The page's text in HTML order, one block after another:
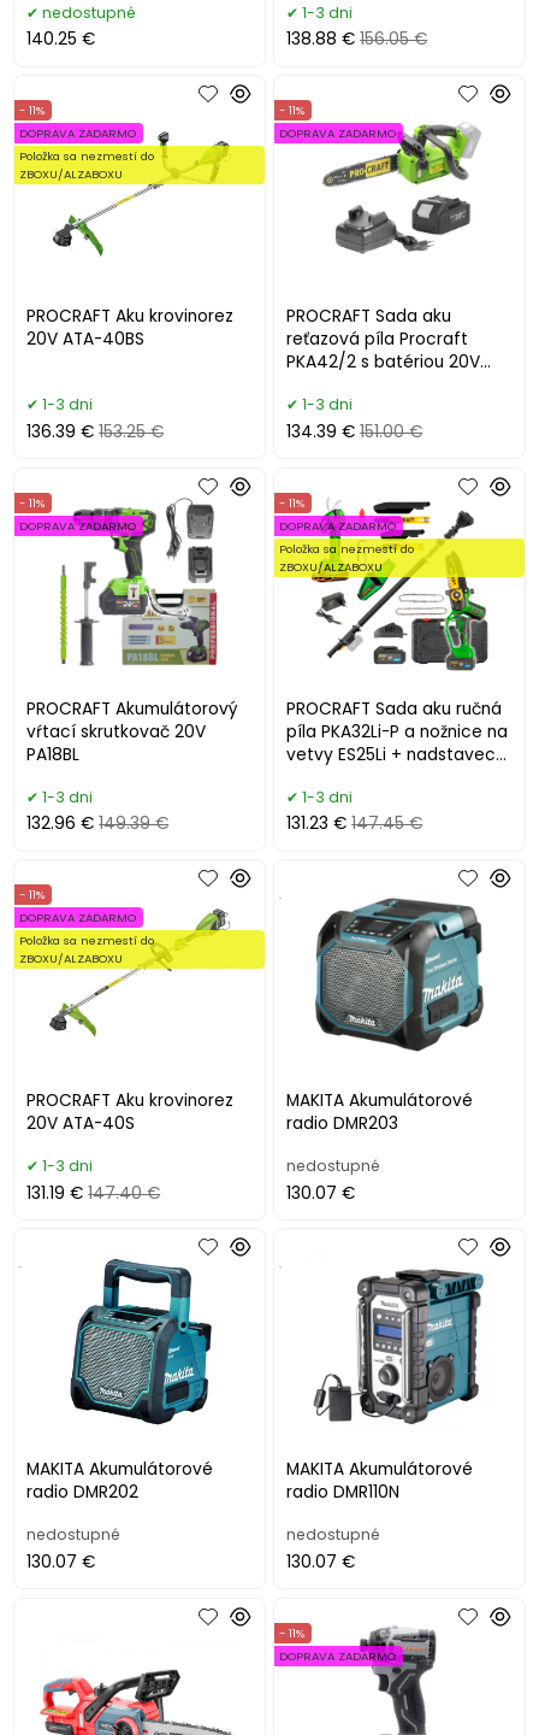
nedostupné
140.25 €
1-3 dni
138.88 € 156.05 €
PROCRAFT Aku krovinorez
20V ATA-40BS
- 11%
DOPRAVA ZADARMO
Položka sa nezmestí do
ZBOXU/ALZABOXU
1-3 dni
136.39 € 153.25 €
PROCRAFT Sada aku
reťazová píla Procraft
PKA42/2 s batériou 20V
- 11%
DOPRAVA ZADARMO
1-3 dni
134.39 € 151.00 €
PROCRAFT Akumulátorový
vŕtací skrutkovač 20V
PA18BL
- 11%
DOPRAVA ZADARMO
1-3 dni
132.96 € 149.39 €
PROCRAFT Sada aku ručná
píla PKA32Li-P a nožnice na
vetvy ES25Li + nadstavec
- 11%
DOPRAVA ZADARMO
Položka sa nezmestí do
ZBOXU/ALZABOXU
1-3 dni
131.23 € 147.45 €
PROCRAFT Aku krovinorez
20V ATA-40S
- 11%
DOPRAVA ZADARMO
Položka sa nezmestí do
ZBOXU/ALZABOXU
1-3 dni
131.19 € 147.40 €
MAKITA Akumulátorové
radio DMR203
.
nedostupné
130.07 €
MAKITA Akumulátorové
radio DMR202
.
nedostupné
130.07 €
MAKITA Akumulátorové
radio DMR110N
.
nedostupné
130.07 €
- 11%
DOPRAVA ZADARMO